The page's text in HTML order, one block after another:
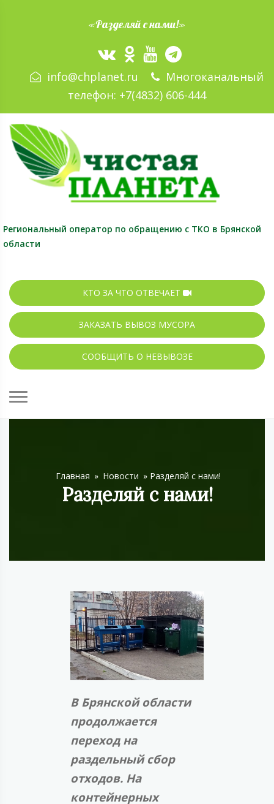
«Разделяй с нами!»
info@chplanet.ru
Многоканальный
телефон: +7(4832) 606-444
Региональный оператор по обращению с ТКО в Брянской
области
КТО ЗА ЧТО ОТВЕЧАЕТ
ЗАКАЗАТЬ ВЫВОЗ МУСОРА
СООБЩИТЬ О НЕВЫВОЗЕ
Главная » Новости » Разделяй с нами!
Разделяй с нами!
В Брянской области
продолжается
переход на
раздельный сбор
отходов. На
контейнерных